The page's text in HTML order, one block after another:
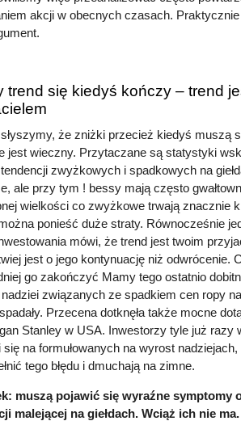
akcji w obecnych czasach.
trend się kiedyś kończy – trend
że zniżki przecież kiedyś muszą
jest wieczny. Przytaczane są statystyki
zwyżkowych i spadkowych na
ale przy tym ! bessy mają często
wielkości co zwyżkowe trwają znacznie
ponieść duże straty. Równocześnie
mówi, że trend jest twoim
jest o jego kontynuację niż odwrócenie.
go zakończyć Mamy tego ostatnio
związanych ze spadkiem cen ropy
Przecena dotknęła także mocne
Stanley w USA. Inwestorzy tyle już razy
się na formułowanych na wyrost
tego błędu i dmuchają na zimne.
muszą pojawić się wyraźne symptomy
malejącej na giełdach. Wciąż ich nie ma.